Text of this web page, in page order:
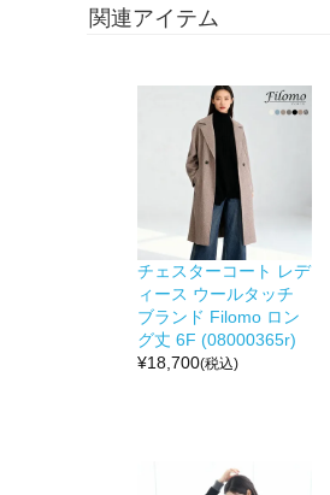
関連アイテム
チェスターコート レデ
ィース ウールタッチ
ブランド Filomo ロン
グ丈 6F (08000365r)
¥18,700(税込)